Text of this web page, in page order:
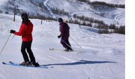
reîntâlnirea cu
muntele, la
Transalpina. Next stop:
Buscat